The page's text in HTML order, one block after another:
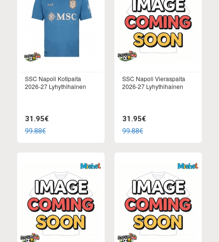
SSC Napoli Kotipaita
2026-27 Lyhythihainen
31.95€
99.88€
SSC Napoli Vieraspaita
2026-27 Lyhythihainen
31.95€
99.88€